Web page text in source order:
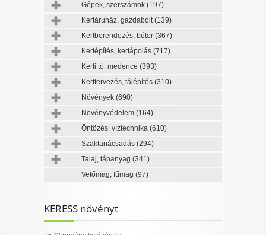
Gépek, szerszámok (197)
Kertáruház, gazdabolt(139)
Kertberendezés, bútor (367)
Kertépítés, kertápolás (717)
Kerti tó, medence (393)
Kerttervezés, tájépítés (310)
Növények (690)
Növényvédelem (164)
Öntözés, víztechnika (610)
Szaktanácsadás (294)
Talaj, tápanyag (341)
Vetőmag, fűmag (97)
KERESS növényt